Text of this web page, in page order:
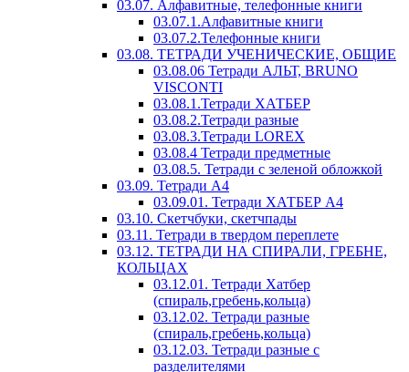
03.07. Алфавитные, телефонные книги
03.07.1.Алфавитные книги
03.07.2.Телефонные книги
03.08. ТЕТРАДИ УЧЕНИЧЕСКИЕ, ОБЩИЕ
03.08.06 Тетради АЛЬТ, BRUNO
VISCONTI
03.08.1.Тетради ХАТБЕР
03.08.2.Тетради разные
03.08.3.Тетради LOREX
03.08.4 Тетради предметные
03.08.5. Тетради с зеленой обложкой
03.09. Тетради А4
03.09.01. Тетради ХАТБЕР А4
03.10. Скетчбуки, скетчпады
03.11. Тетради в твердом переплете
03.12. ТЕТРАДИ НА СПИРАЛИ, ГРЕБНЕ,
КОЛЬЦАХ
03.12.01. Тетради Хатбер
(спираль,гребень,кольца)
03.12.02. Тетради разные
(спираль,гребень,кольца)
03.12.03. Тетради разные с
разделителями